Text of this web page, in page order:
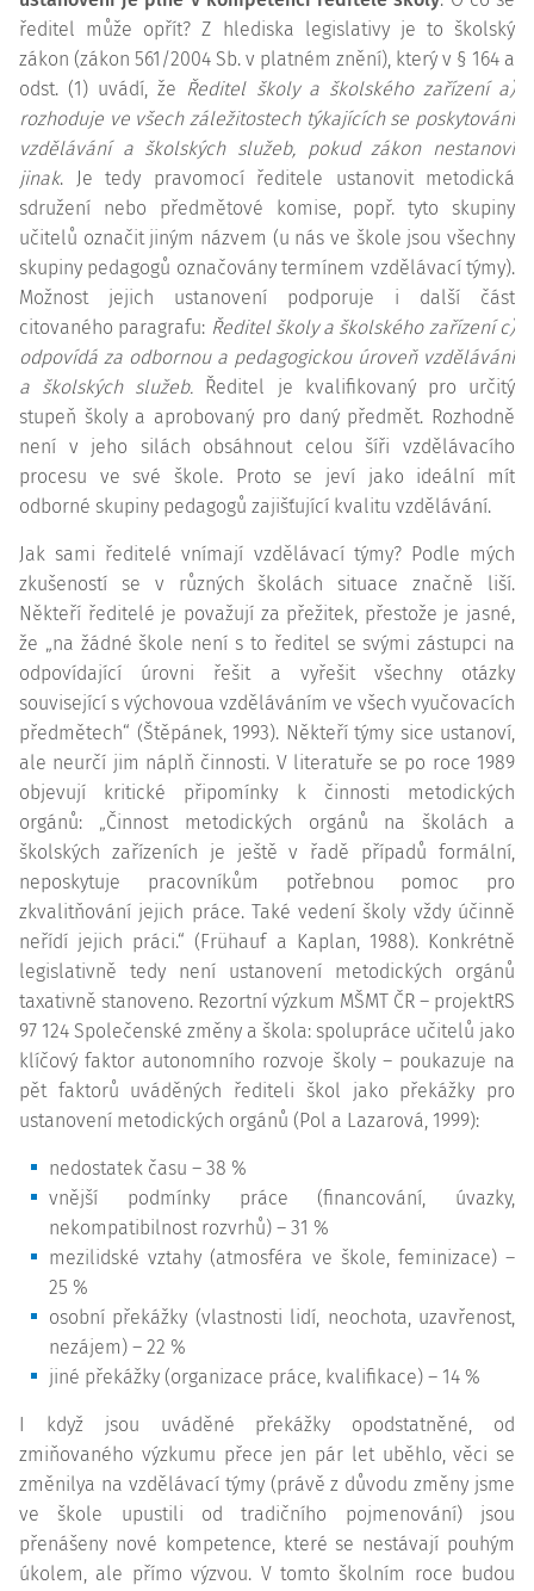
ředitel může opřít? Z hlediska legislativy je to školský
zákon (zákon 561/2004 Sb. v platném znění), který v § 164 a
odst. (1) uvádí, že Ředitel školy a školského zařízení a)
rozhoduje ve všech záležitostech týkajících se poskytování
vzdělávání a školských služeb, pokud zákon nestanoví
jinak. Je tedy pravomocí ředitele ustanovit metodická
sdružení nebo předmětové komise, popř. tyto skupiny
učitelů označit jiným názvem (u nás ve škole jsou všechny
skupiny pedagogů označovány termínem vzdělávací týmy).
Možnost jejich ustanovení podporuje i další část
citovaného paragrafu: Ředitel školy a školského zařízení c)
odpovídá za odbornou a pedagogickou úroveň vzdělávání
a školských služeb. Ředitel je kvalifikovaný pro určitý
stupeň školy a aprobovaný pro daný předmět. Rozhodně
není v jeho silách obsáhnout celou šíři vzdělávacího
procesu ve své škole. Proto se jeví jako ideální mít
odborné skupiny pedagogů zajišťující kvalitu vzdělávání.
Jak sami ředitelé vnímají vzdělávací týmy? Podle mých
zkušeností se v různých školách situace značně liší.
Někteří ředitelé je považují za přežitek, přestože je jasné,
že „na žádné škole není s to ředitel se svými zástupci na
odpovídající úrovni řešit a vyřešit všechny otázky
související s výchovoua vzděláváním ve všech vyučovacích
předmětech“ (Štěpánek, 1993). Někteří týmy sice ustanoví,
ale neurčí jim náplň činnosti. V literatuře se po roce 1989
objevují kritické připomínky k činnosti metodických
orgánů: „Činnost metodických orgánů na školách a
školských zařízeních je ještě v řadě případů formální,
neposkytuje pracovníkům potřebnou pomoc pro
zkvalitňování jejich práce. Také vedení školy vždy účinně
neřídí jejich práci.“ (Frühauf a Kaplan, 1988). Konkrétně
legislativně tedy není ustanovení metodických orgánů
taxativně stanoveno. Rezortní výzkum MŠMT ČR – projektRS
97 124 Společenské změny a škola: spolupráce učitelů jako
klíčový faktor autonomního rozvoje školy – poukazuje na
pět faktorů uváděných řediteli škol jako překážky pro
ustanovení metodických orgánů (Pol a Lazarová, 1999):
nedostatek času – 38 %
vnější podmínky práce (financování, úvazky,
nekompatibilnost rozvrhů) – 31 %
mezilidské vztahy (atmosféra ve škole, feminizace) –
25 %
osobní překážky (vlastnosti lidí, neochota, uzavřenost,
nezájem) – 22 %
jiné překážky (organizace práce, kvalifikace) – 14 %
I když jsou uváděné překážky opodstatněné, od
zmiňovaného výzkumu přece jen pár let uběhlo, věci se
změnilya na vzdělávací týmy (právě z důvodu změny jsme
ve škole upustili od tradičního pojmenování) jsou
přenášeny nové kompetence, které se nestávají pouhým
úkolem, ale přímo výzvou. V tomto školním roce budou